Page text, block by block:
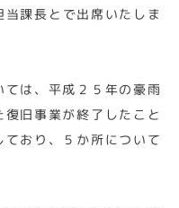
課長とで出席いたしま
は、平成２５年の豪雨
旧事業が終了したこと
おり、５か所について